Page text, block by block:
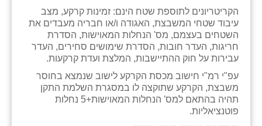
הקריטריונים לתוספת שטח הינם: זמינות קרקע, מצב
עיבוד שטחי המשבצת, האגודה ו/או חבריה מעבדים את
השטחים בעצמם, מס' הנחלות המאוישות, הסדרת
חריגות, העדר חובות, הסדרת שימושים סחירים, העדר
עבירות על חוק ההתיישבות, המלצת ועדת קרקעות.
עפ"י רמ"י חישוב מכסת הקרקע לישוב שנמצא בחוסר
משבצת, הקרקע שתוקצה לו במסגרת השלמת התקן
תהיה בהתאם למס' הנחלות המאוישות+5 נחלות
פוטנציאליות.
עין חצבה
עין תמר
עמרים
קורנית